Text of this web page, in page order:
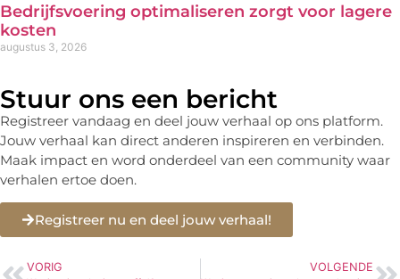
Bedrijfsvoering optimaliseren zorgt voor lagere
kosten
augustus 3, 2026
Stuur ons een bericht
Registreer vandaag en deel jouw verhaal op ons platform.
Jouw verhaal kan direct anderen inspireren en verbinden.
Maak impact en word onderdeel van een community waar
verhalen ertoe doen.
Registreer nu en deel jouw verhaal!
VORIG VOLGENDE